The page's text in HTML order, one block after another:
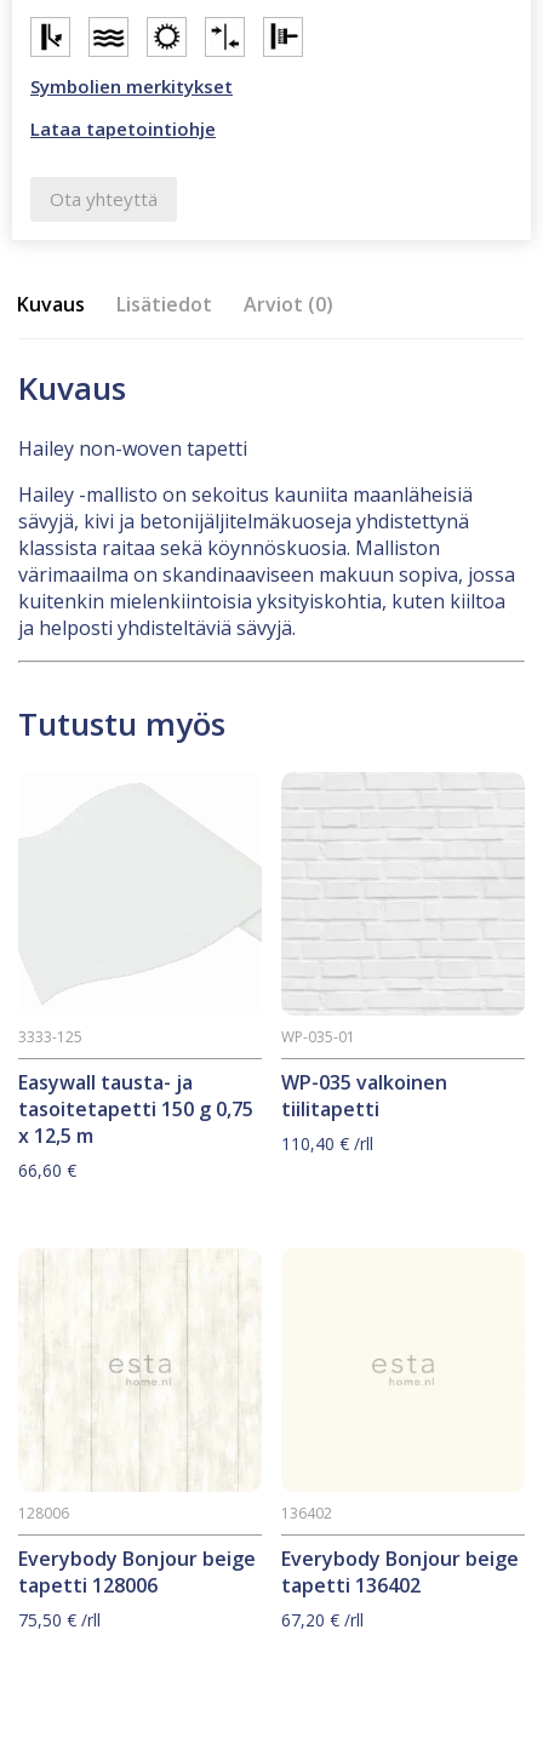
Symbolien merkitykset
Lataa tapetointiohje
Ota yhteyttä
Kuvaus Lisätiedot Arviot (0)
Kuvaus
Hailey non-woven tapetti
Hailey -mallisto on sekoitus kauniita maanläheisiä
sävyjä, kivi ja betonijäljitelmäkuoseja yhdistettynä
klassista raitaa sekä köynnöskuosia. Malliston
värimaailma on skandinaaviseen makuun sopiva, jossa
kuitenkin mielenkiintoisia yksityiskohtia, kuten kiiltoa
ja helposti yhdisteltäviä sävyjä.
Tutustu myös
Easywall tausta- ja
tasoitetapetti 150 g 0,75
x 12,5 m
3333-125
66,60 €
WP-035 valkoinen
tiilitapetti
WP-035-01
110,40€ /rll
Everybody Bonjour beige
tapetti 128006
128006
75,50 € /rll
Everybody Bonjour beige
tapetti 136402
136402
67,20€ /rll